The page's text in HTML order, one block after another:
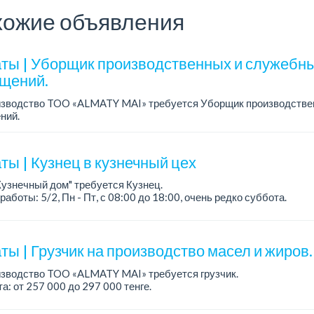
объявления
| Уборщик производственных и
TOO «ALMATY MAI» требуется Уборщик
| Кузнец в кузнечный цех
дом" требуется Кузнец.
5/2, Пн - Пт, с 08:00 до 18:00, очень редко суббота.
| Грузчик на производство масел и жиров.
TOO «ALMATY MAI» требуется грузчик.
от 257 000 до 297 000 тенге.